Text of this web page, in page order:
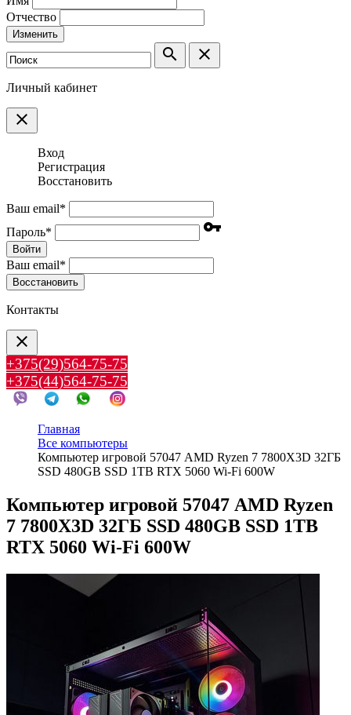
Отчество
Изменить
search clear
Личный кабинет
clear
Вход
Регистрация
Восстановить
Ваш email*
Пароль* vpn_key
Войти
Ваш email*
Воcстановить
Контакты
clear
+375(29)564-75-75
+375(44)564-75-75
Главная
Все компьютеры
Компьютер игровой 57047 AMD Ryzen 7 7800X3D 32ГБ
SSD 480GB SSD 1TB RTX 5060 Wi-Fi 600W
Компьютер игровой 57047 AMD Ryzen
7 7800X3D 32ГБ SSD 480GB SSD 1TB
RTX 5060 Wi-Fi 600W